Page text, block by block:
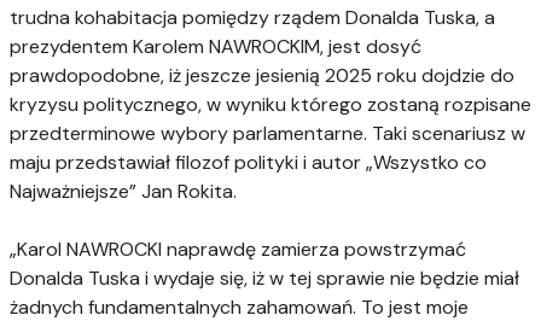
trudna kohabitacja pomiędzy rządem Donalda Tuska, a
prezydentem Karolem NAWROCKIM, jest dosyć
prawdopodobne, iż jeszcze jesienią 2025 roku dojdzie do
kryzysu politycznego, w wyniku którego zostaną rozpisane
przedterminowe wybory parlamentarne. Taki scenariusz w
maju przedstawiał filozof polityki i autor „Wszystko co
Najważniejsze” Jan Rokita.
„Karol NAWROCKI naprawdę zamierza powstrzymać
Donalda Tuska i wydaje się, iż w tej sprawie nie będzie miał
żadnych fundamentalnych zahamowań. To jest moje